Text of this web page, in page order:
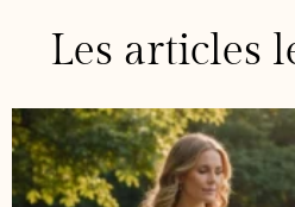
Les articles